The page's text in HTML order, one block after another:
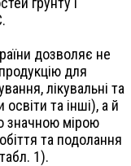
дозволяє не
для
лікувальні та
та інші), а й
значною мірою
та подолання
1).